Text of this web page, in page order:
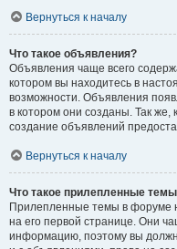
Вернуться к началу
Что такое объявления?
Объявления чаще всего
котором вы находитесь в
возможности. Объявления
в котором они созданы. Так
создание объявлений
Вернуться к началу
Что такое прилепленные
Прилепленные темы в форуме
на его первой странице. Они
информацию, поэтому вы